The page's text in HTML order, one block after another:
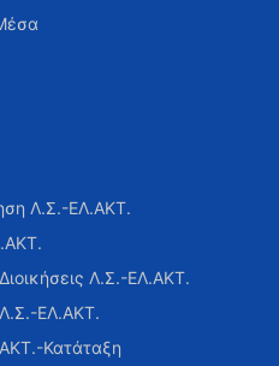
Λ.Σ.-ΕΛ.ΑΚΤ.
Λ.Σ.-ΕΛ.ΑΚΤ.
ΕΛ.ΑΚΤ.
Κατάταξη